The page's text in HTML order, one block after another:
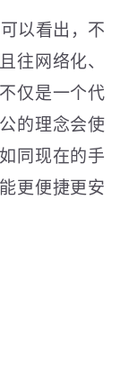
以看出，不
往网络化、
仅是一个代
的理念会使
同现在的手
更便捷更安